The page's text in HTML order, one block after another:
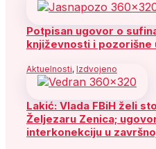
Potpisan ugovor o
književnosti i pozorišne
Aktuelnosti, Izdvojeno
Lakić: Vlada FBiH želi
Željezaru Zenica;
interkonekciju u